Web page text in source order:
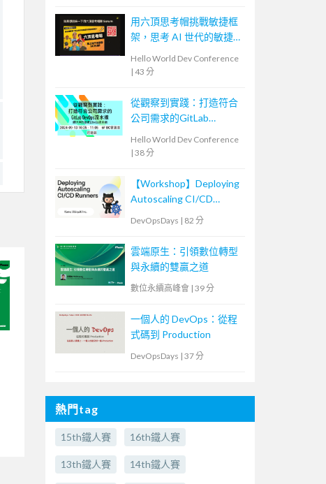
用六頂思考帽挑戰敏捷框
架，思考 AI 世代的敏捷
Hello World Dev Conference
| 43 分
從觀察到實踐：打造符合
公司需求的GitLab
Hello World Dev Conference
| 38 分
【Workshop】Deploying
Autoscaling CI/CD
DevOpsDays | 82 分
雲端原生：引領數位轉型
與永續的雙贏之道
數位永續高峰會 | 39 分
一個人的 DevOps：從程
式碼到 Production
DevOpsDays | 37 分
熱門tag
15th鐵人賽 16th鐵人賽
13th鐵人賽 14th鐵人賽